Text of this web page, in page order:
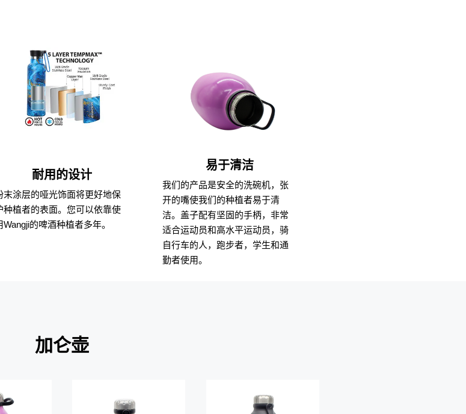
耐用的设计
末涂层的哑光饰面将更好地保
种植者的表面。您可以依靠使
Wangji的啤酒种植者多年。
易于清洁
我们的产品是安全的洗碗机，张
开的嘴使我们的种植者易于清
洁。盖子配有坚固的手柄，非常
适合运动员和高水平运动员，骑
自行车的人，跑步者，学生和通
勤者使用。
加仑壶